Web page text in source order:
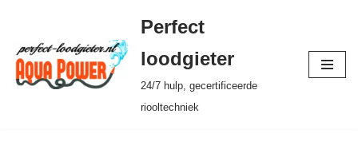
Ga
naar
de
Perfect
loodgieter
24/7 hulp, gecertificeerde
riooltechniek